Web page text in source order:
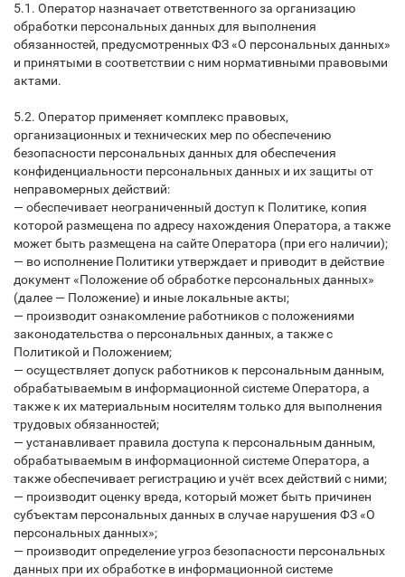
5.1. Оператор назначает ответственного за организацию
обработки персональных данных для выполнения
обязанностей, предусмотренных ФЗ «О персональных данных»
и принятыми в соответствии с ним нормативными правовыми
актами.
5.2. Оператор применяет комплекс правовых,
организационных и технических мер по обеспечению
безопасности персональных данных для обеспечения
конфиденциальности персональных данных и их защиты от
неправомерных действий:
— обеспечивает неограниченный доступ к Политике, копия
которой размещена по адресу нахождения Оператора, а также
может быть размещена на сайте Оператора (при его наличии);
— во исполнение Политики утверждает и приводит в действие
документ «Положение об обработке персональных данных»
(далее — Положение) и иные локальные акты;
— производит ознакомление работников с положениями
законодательства о персональных данных, а также с
Политикой и Положением;
— осуществляет допуск работников к персональным данным,
обрабатываемым в информационной системе Оператора, а
также к их материальным носителям только для выполнения
трудовых обязанностей;
— устанавливает правила доступа к персональным данным,
обрабатываемым в информационной системе Оператора, а
также обеспечивает регистрацию и учёт всех действий с ними;
— производит оценку вреда, который может быть причинен
субъектам персональных данных в случае нарушения ФЗ «О
персональных данных»;
— производит определение угроз безопасности персональных
данных при их обработке в информационной системе